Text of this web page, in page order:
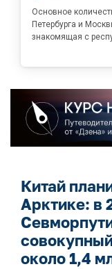
Основное
Петербурга и
знакомящая с
Китай
Арктике: в
около 1,4